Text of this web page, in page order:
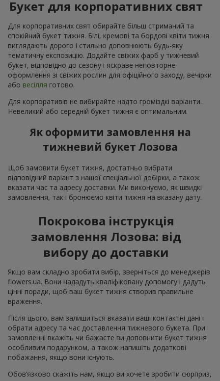
Букет для корпоративних свят
Для корпоративних свят обирайте більш стриманий та
спокійний букет тижня. Білі, кремові та бордові квіти тижня
виглядають дорого і стильно доповнюють будь-яку
тематичну експозицію. Додайте свіжих фарб у тижневий
букет, відповідно до сезону і яскраве неповторне
оформлення зі свіжих рослин для офіційного заходу, вечірки
або весілля готово.
Для корпоративів не вибирайте надто громіздкі варіанти.
Невеликий або середній букет тижня є оптимальним.
Як оформити замовлення на
тижневий букет Лозова
Щоб замовити букет тижня, достатньо вибрати
відповідний варіант з нашої спеціальної добірки, а також
вказати час та адресу доставки. Ми виконуємо, як швидкі
замовлення, так і бронюємо квіти тижня на вказану дату.
Покрокова інструкція
замовлення Лозова: від
вибору до доставки
Якщо вам складно зробити вибір, зверніться до менеджерів
flowers.ua. Вони нададуть кваліфіковану допомогу і дадуть
цінні поради, щоб ваш букет тижня створив правильне
враження.
Після цього, вам залишиться вказати ваші контактні дані і
обрати адресу та час доставлення тижневого букета. При
замовленні вкажіть чи бажаєте ви доповнити букет тижня
особливим подарунком, а також напишіть додаткові
побажання, якщо вони існують.
Обов’язково скажіть нам, якщо ви хочете зробити сюрприз,